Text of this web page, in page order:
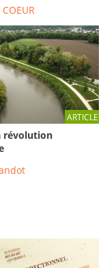
ARTICLE
révolution